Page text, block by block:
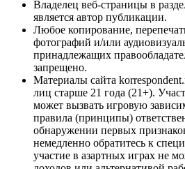
Владелец веб-страницы в
является автор публикации.
Любое копирование,
фотографий и/или
принадлежащих
запрещено.
Материалы сайта
лиц старше 21 года (21+).
может вызвать игровую
правила (принципы)
обнаружении первых
немедленно обратитесь к
участие в азартных играх не